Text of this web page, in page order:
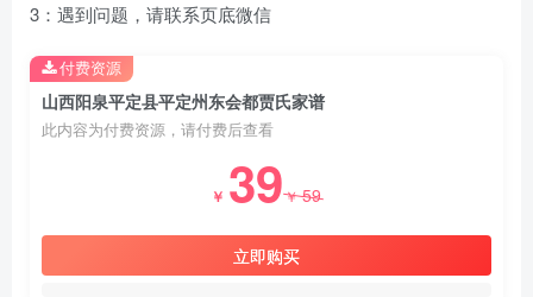
3：遇到问题，请联系页底微信
山西阳泉平定县平定州东会都贾氏家谱
此内容为付费资源，请付费后查看
￥ 39￥59
立即购买
付费资源